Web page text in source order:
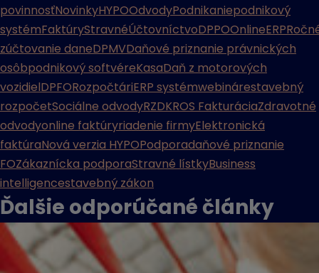
povinnosťNovinkyHYPOOdvodyPodnikaniepodnikový
systémFaktúryStravnéÚčtovníctvoDPPOOnlineERP
zúčtovanie daneDPMVDaňové priznanie právnických
osôbpodnikový softvéreKasaDaň z motorových
vozidielDPFORozpočtáriERP systémwebinárestavebný
rozpočetSociálne odvodyRZDKROS FakturáciaZdravotné
odvodyonline faktúryriadenie firmyElektronická
faktúraNová verzia HYPOPodporadaňové priznanie
FOZákaznícka podporaStravné lístkyBusiness
intelligencestavebný zákon
Ďalšie odporúčané články